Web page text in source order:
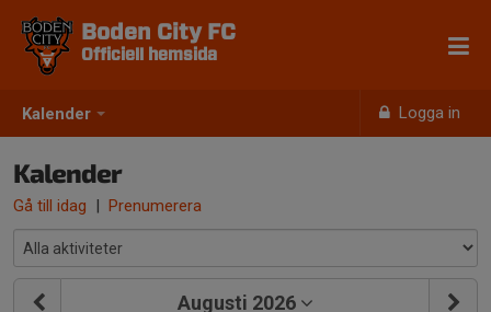
Kalender Logga in
Boden City FC
Officiell hemsida
Kalender
Gå till idag | Prenumerera
Augusti 2026